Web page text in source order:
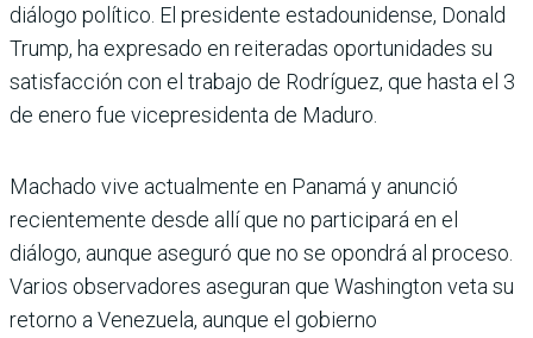
diálogo político. El presidente estadounidense, Donald
Trump, ha expresado en reiteradas oportunidades su
satisfacción con el trabajo de Rodríguez, que hasta el 3
de enero fue vicepresidenta de Maduro.
Machado vive actualmente en Panamá y anunció
recientemente desde allí que no participará en el
diálogo, aunque aseguró que no se opondrá al proceso.
Varios observadores aseguran que Washington veta su
retorno a Venezuela, aunque el gobierno